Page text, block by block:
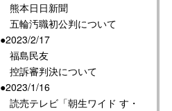
熊本日日新聞
五輪汚職初公判について
●2023/2/17
福島民友
控訴審判決について
●2023/1/16
読売テレビ「朝生ワイド す・